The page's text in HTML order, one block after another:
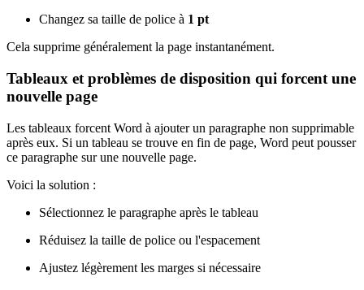
Changez sa taille de police à 1 pt
Cela supprime généralement la page instantanément.
Tableaux et problèmes de disposition qui forcent une
nouvelle page
Les tableaux forcent Word à ajouter un paragraphe non supprimable
après eux. Si un tableau se trouve en fin de page, Word peut pousser
ce paragraphe sur une nouvelle page.
Voici la solution :
Sélectionnez le paragraphe après le tableau
Réduisez la taille de police ou l'espacement
Ajustez légèrement les marges si nécessaire